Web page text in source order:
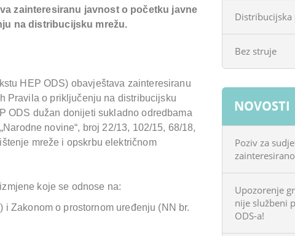
zainteresiranu javnost o početku javne
na distribucijsku mrežu.
HEP ODS) obavještava zainteresiranu
Pravila o priključenju na distribucijsku
ODS dužan donijeti sukladno odredbama
novine“, broj 22/13, 102/15, 68/18,
mreže i opskrbu električnom
koje se odnose na:
Zakonom o prostornom uređenju (NN br.
Distribucijska
Bez struje
NOVOSTI
Poziv za
Upozorenje
nije službeni
ODS-a!